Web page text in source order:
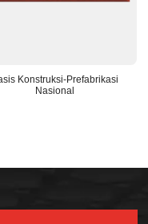
Konstruksi-Prefabrikasi
Nasional